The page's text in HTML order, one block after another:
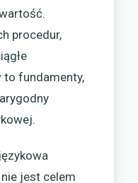
procedur,
to fundamenty,
jest celem